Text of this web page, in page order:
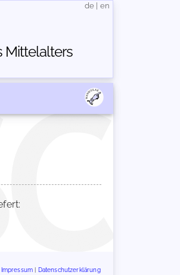
Mittelalters
de en
Impressum Datenschutzerklärung